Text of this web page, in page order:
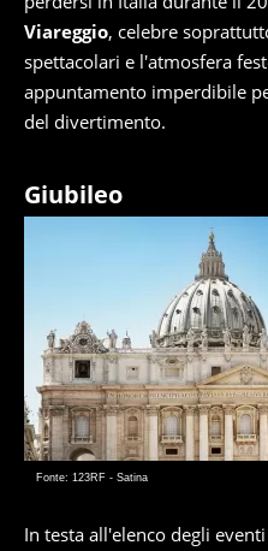
Viareggio, celebre
spettacolari e l'atmosfera
appuntamento imperdibile
del divertimento.
Giubileo
Fonte: 123RF - Satina
In testa all'elenco degli